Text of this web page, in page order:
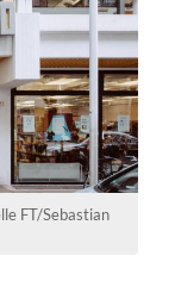
FT/Sebastian